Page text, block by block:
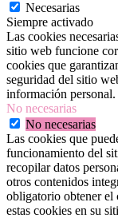
Necesarias
Siempre activado
Las cookies
sitio web funcione
cookies que
seguridad del sitio
información personal.
No necesarias
No necesarias
Las cookies que
funcionamiento del
recopilar datos
otros contenidos
obligatorio obtener el
estas cookies en su